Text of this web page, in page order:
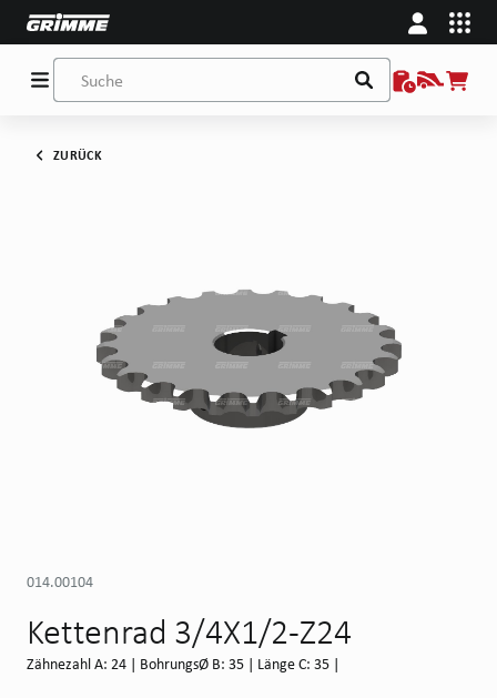
ZURÜCK
014.00104
Kettenrad 3/4X1/2-Z24
Zähnezahl A: 24 | BohrungsØ B: 35 | Länge C: 35 |